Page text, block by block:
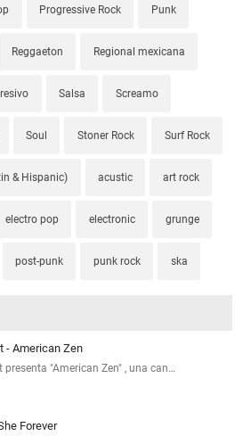
Progressive Rock Punk
Reggaeton Regional mexicana
Salsa Screamo
Soul Stoner Rock Surf Rock
& Hispanic) acustic art rock
electro pop electronic grunge
post-punk punk rock ska
- American Zen
presenta "American Zen" , una can…
Forever